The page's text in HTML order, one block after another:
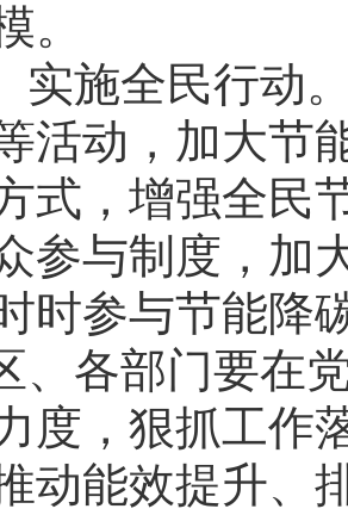
。
实施全民行动
活动，加大节
式，增强全民
参与制度，加
时参与节能降
、各部门要在
度，狠抓工作
动能效提升、